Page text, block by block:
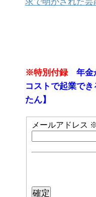
※特別付録
年金
コストで起業で
たん】
メールアドレス